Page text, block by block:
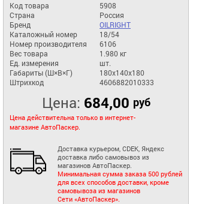
Код товара
5908
Страна
Россия
Бренд
OILRIGHT
Каталожный номер
18/54
Номер производителя
6106
Вес товара
1.980 кг
Ед. измерения
шт.
Габариты (Ш×В×Г)
180x140x180
Штрихкод
4606882010333
Цена: 684,00 руб
Цена действительна только в интернет-
магазине АвтоПаскер.
Доставка курьером, CDEK, Яндекс
доставка либо самовывоз из
магазинов АвтоПаскер.
Минимальная сумма заказа 500 рублей
для всех способов доставки, кроме
самовывоза из магазинов
Сети «АвтоПаскер».